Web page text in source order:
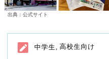
出典：公式サイト
中学生 高校生向け